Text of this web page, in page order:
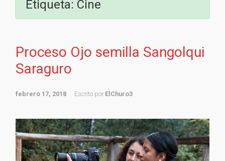
Etiqueta: Cine
Proceso Ojo semilla Sangolqui
Saraguro
febrero 17, 2018 Escrito por ElChuro3